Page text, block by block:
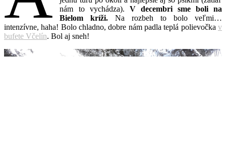
nám to vychádza). V decembri sme boli na
Bielom kríži. Na rozbeh to bolo veľmi…
intenzívne, haha! Bolo chladno, dobre nám padla teplá polievočka v
bufete Včelín. Bol aj sneh!